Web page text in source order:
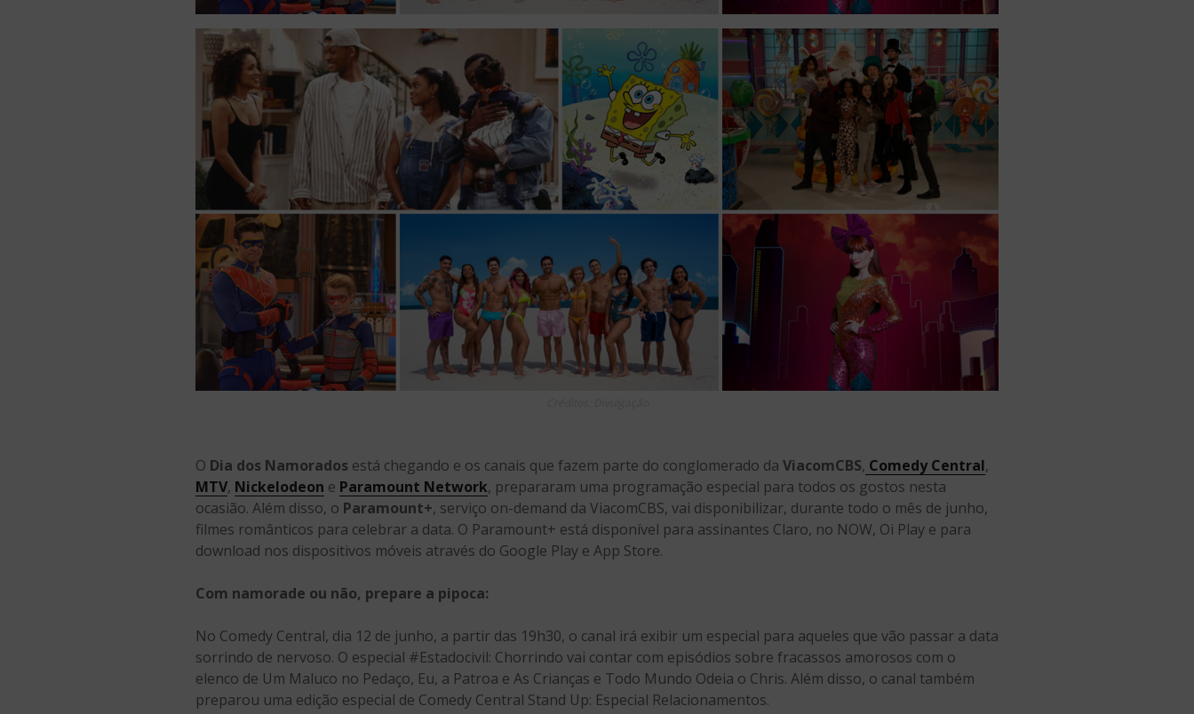
O Dia dos Namorados está chegando e os canais que fazem parte do conglomerado da ViacomCBS, Comedy Central,
MTV, Nickelodeon e Paramount Network, prepararam uma programação especial para todos os gostos nesta
ocasião. Além disso, o Paramount+, serviço on-demand da ViacomCBS, vai disponibilizar, durante todo o mês de junho,
filmes românticos para celebrar a data. O Paramount+ está disponível para assinantes Claro, no NOW, Oi Play e para
download nos dispositivos móveis através do Google Play e App Store.
Com namorade ou não, prepare a pipoca:
No Comedy Central, dia 12 de junho, a partir das 19h30, o canal irá exibir um especial para aqueles que vão passar a data
sorrindo de nervoso. O especial #Estadocivil: Chorrindo vai contar com episódios sobre fracassos amorosos com o
elenco de Um Maluco no Pedaço, Eu, a Patroa e As Crianças e Todo Mundo Odeia o Chris. Além disso, o canal também
preparou uma edição especial de Comedy Central Stand Up: Especial Relacionamentos.